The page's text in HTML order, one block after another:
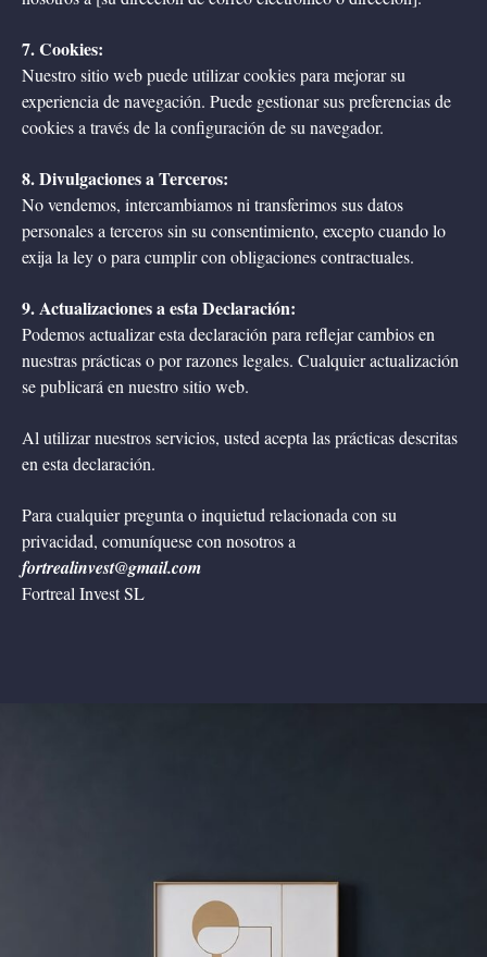
7. Cookies:
Nuestro sitio web puede utilizar cookies para mejorar su
experiencia de navegación. Puede gestionar sus preferencias de
cookies a través de la configuración de su navegador.
8. Divulgaciones a Terceros:
No vendemos, intercambiamos ni transferimos sus datos
personales a terceros sin su consentimiento, excepto cuando lo
exija la ley o para cumplir con obligaciones contractuales.
9. Actualizaciones a esta Declaración:
Podemos actualizar esta declaración para reflejar cambios en
nuestras prácticas o por razones legales. Cualquier actualización
se publicará en nuestro sitio web.
Al utilizar nuestros servicios, usted acepta las prácticas descritas
en esta declaración.
Para cualquier pregunta o inquietud relacionada con su
privacidad, comuníquese con nosotros a
fortrealinvest@gmail.com
Fortreal Invest SL